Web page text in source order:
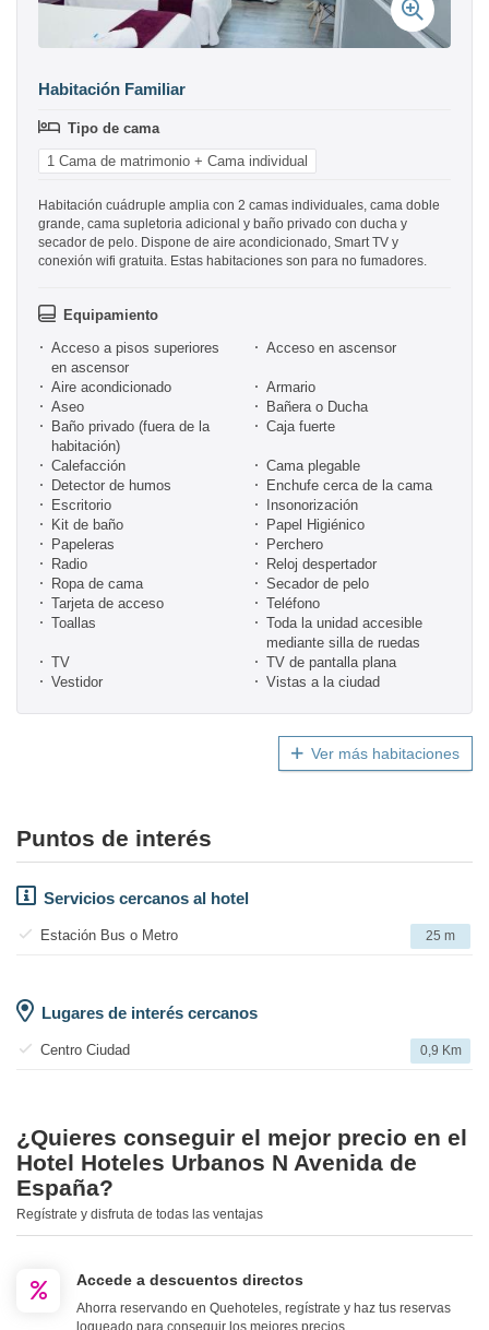
Habitación Familiar
Tipo de cama
1 Cama de matrimonio + Cama individual
Habitación cuádruple amplia con 2 camas individuales, cama doble
grande, cama supletoria adicional y baño privado con ducha y
secador de pelo. Dispone de aire acondicionado, Smart TV y
conexión wifi gratuita. Estas habitaciones son para no fumadores.
Equipamiento
Acceso a pisos superiores
en ascensor
Acceso en ascensor
Aire acondicionado
Armario
Aseo
Bañera o Ducha
Baño privado (fuera de la
habitación)
Caja fuerte
Calefacción
Cama plegable
Detector de humos
Enchufe cerca de la cama
Escritorio
Insonorización
Kit de baño
Papel Higiénico
Papeleras
Perchero
Radio
Reloj despertador
Ropa de cama
Secador de pelo
Tarjeta de acceso
Teléfono
Toallas
Toda la unidad accesible
mediante silla de ruedas
TV
TV de pantalla plana
Vestidor
Vistas a la ciudad
Ver más habitaciones
Puntos de interés
Servicios cercanos al hotel
Estación Bus o Metro 25 m
Lugares de interés cercanos
Centro Ciudad 0,9 Km
¿Quieres conseguir el mejor precio en el
Hotel Hoteles Urbanos N Avenida de
España?
Regístrate y disfruta de todas las ventajas
Accede a descuentos directos
Ahorra reservando en Quehoteles, regístrate y haz tus reservas
logueado para conseguir los mejores precios.